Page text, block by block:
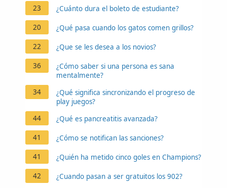
23 ¿Cuánto dura el boleto de estudiante?
20 ¿Qué pasa cuando los gatos comen grillos?
22 ¿Que se les desea a los novios?
36
¿Cómo saber si una persona es sana
mentalmente?
34
¿Qué significa sincronizando el progreso de
play juegos?
44
¿Qué es pancreatitis avanzada?
41 ¿Cómo se notifican las sanciones?
41 ¿Quién ha metido cinco goles en Champions?
42 ¿Cuando pasan a ser gratuitos los 902?